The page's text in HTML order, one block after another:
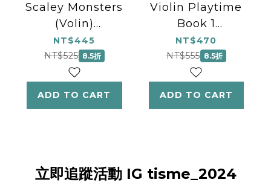
Scaley Monsters
(Volin)
(Instrumental
Solo)
NT$445
NT$525 8.5折
ADD TO CART
Violin Playtime
Book 1
(Instrumental
Solo)
NT$470
NT$555 8.5折
ADD TO CART
立即追蹤活動 IG tisme_2024